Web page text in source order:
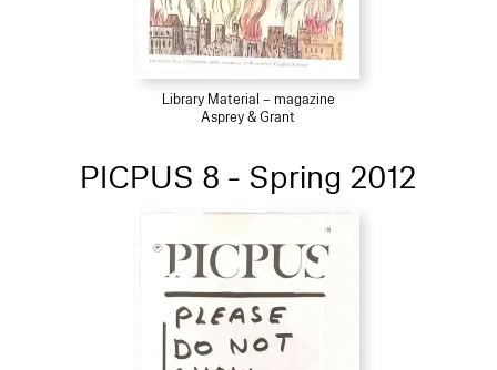
Library Material – magazine
Asprey & Grant
PICPUS 8 - Spring 2012